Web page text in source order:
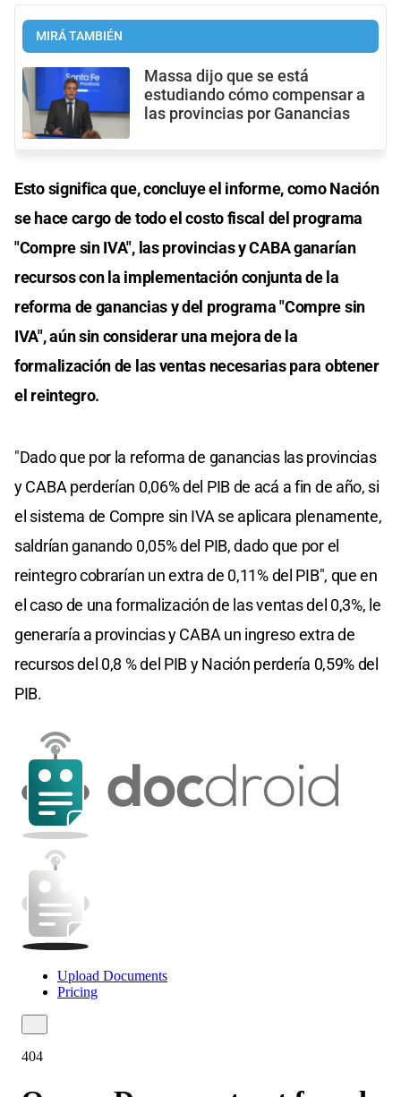
MIRÁ TAMBIÉN
Massa dijo que se está
estudiando cómo compensar a
las provincias por Ganancias
Esto significa que, concluye el informe, como Nación
se hace cargo de todo el costo fiscal del programa
"Compre sin IVA", las provincias y CABA ganarían
recursos con la implementación conjunta de la
reforma de ganancias y del programa "Compre sin
IVA", aún sin considerar una mejora de la
formalización de las ventas necesarias para obtener
el reintegro.
"Dado que por la reforma de ganancias las provincias
y CABA perderían 0,06% del PIB de acá a fin de año, si
el sistema de Compre sin IVA se aplicara plenamente,
saldrían ganando 0,05% del PIB, dado que por el
reintegro cobrarían un extra de 0,11% del PIB", que en
el caso de una formalización de las ventas del 0,3%, le
generaría a provincias y CABA un ingreso extra de
recursos del 0,8 % del PIB y Nación perdería 0,59% del
PIB.